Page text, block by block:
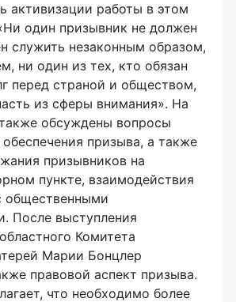
активизации работы в этом
один призывник не должен
служить незаконным образом,
ни один из тех, кто обязан
перед страной и обществом,
из сферы внимания». На
обсуждены вопросы
призыва, а также
призывников на
пункте, взаимодействия
общественными
После выступления
Комитета
Марии Бонцлер
правовой аспект призыва.
что необходимо более